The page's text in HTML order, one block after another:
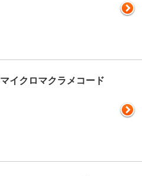
マイクロマクラメコード